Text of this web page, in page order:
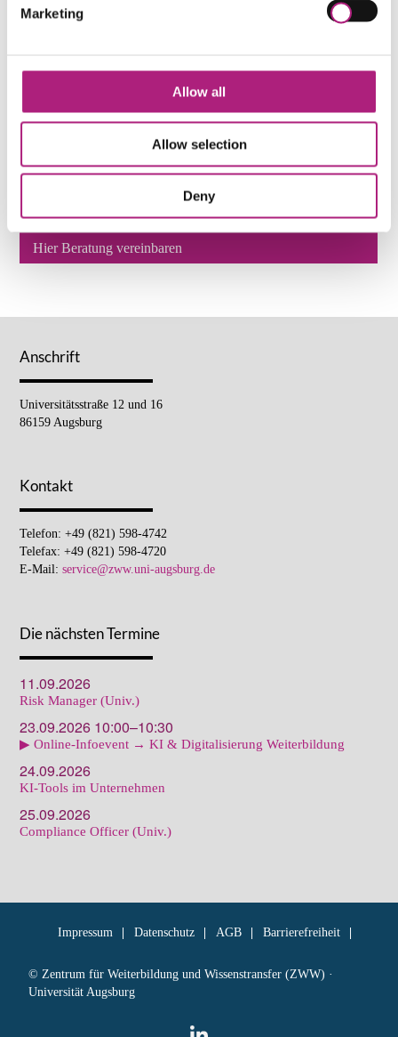
Marketing
Allow all
Allow selection
Deny
COACHING AUSBILDUNG
MANAGEMENT WEITERBILDUNG
Juristische Weiterbildung
Leadership Weiterbildung
WEITERBILDUNGSFINDER
Hier Beratung vereinbaren
Anschrift
Universitätsstraße 12 und 16
86159 Augsburg
Kontakt
Telefon: +49 (821) 598-4742
Telefax: +49 (821) 598-4720
E-Mail:service@zww.uni-augsburg.de
Die nächsten Termine
11.09.2026
Risk Manager (Univ.)
23.09.2026 10:00–10:30
▶ Online-Infoevent → KI & Digitalisierung Weiterbildung
24.09.2026
KI-Tools im Unternehmen
25.09.2026
Compliance Officer (Univ.)
Impressum Datenschutz AGB Barrierefreiheit
© Zentrum für Weiterbildung und Wissenstransfer (ZWW) ·
Universität Augsburg